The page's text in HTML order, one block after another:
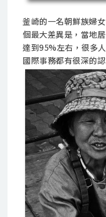
釜崎的一名朝鮮族婦
個最大差異是，當地
達到95%左右，很多
國際事務都有很深的認